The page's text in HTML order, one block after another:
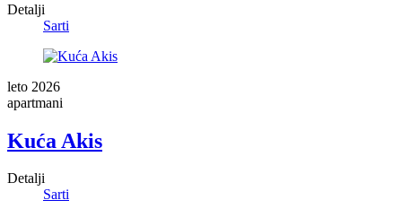
Detalji
Sarti
leto 2026
apartmani
Kuća Akis
Detalji
Sarti